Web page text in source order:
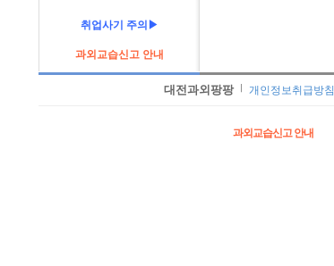
취업사기 주의▶
과외교습신고 안내
대전과외팡팡 개인정보취급방침
과외교습신고 안내